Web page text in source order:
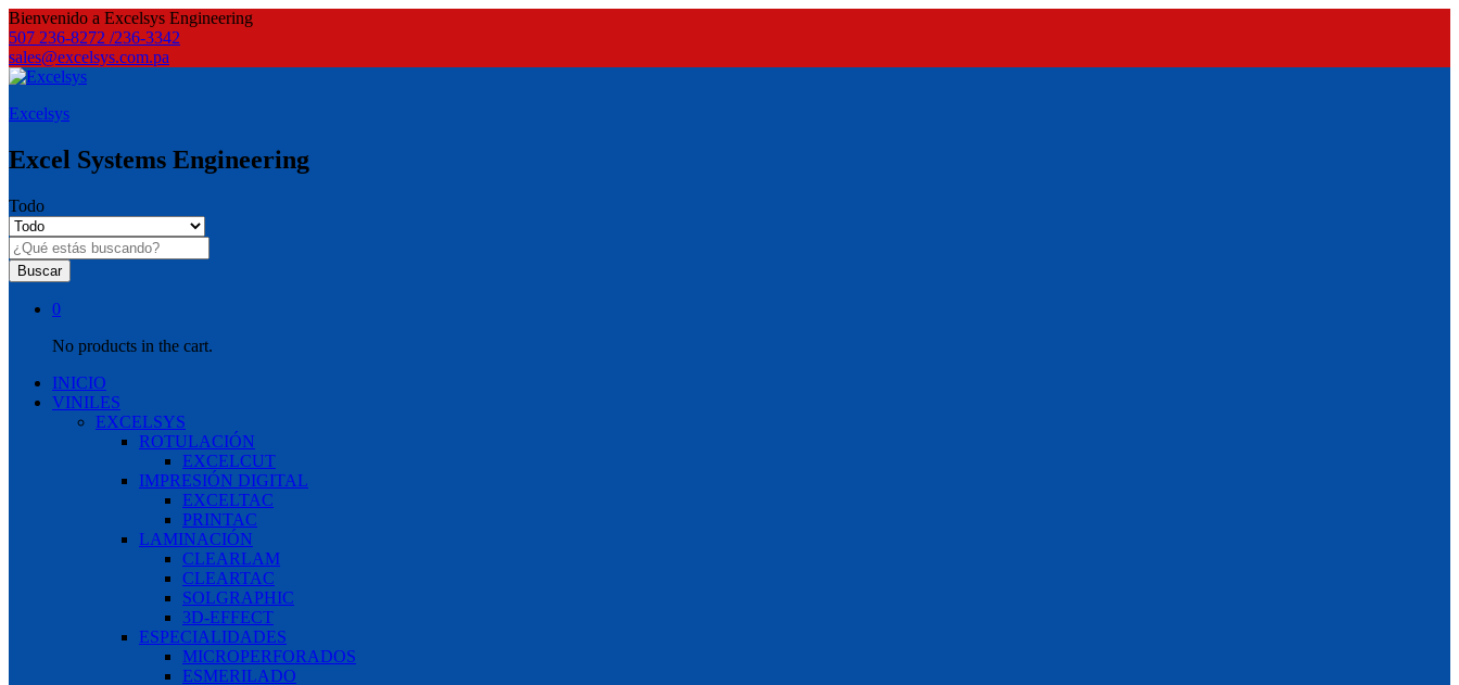
Bienvenido a Excelsys Engineering
507 236-8272 /236-3342
sales@excelsys.com.pa
Excelsys
Excel Systems Engineering
Todo
Buscar
0
No products in the cart.
INICIO
VINILES
EXCELSYS
ROTULACIÓN
EXCELCUT
IMPRESIÓN DIGITAL
EXCELTAC
PRINTAC
LAMINACIÓN
CLEARLAM
CLEARTAC
SOLGRAPHIC
3D-EFFECT
ESPECIALIDADES
MICROPERFORADOS
ESMERILADO